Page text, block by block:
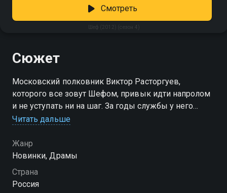
Шеф (2012) (сезон 4)
Смотреть
Сюжет
Московский полковник Виктор Расторгуев,
которого все зовут Шефом, привык идти напролом
и не уступать ни на шаг. За годы службы у него
накопилось немало недоброжелателей, мечтающих
заново, он сталкивается с тем, от чего бежать
бесполезно: беспредел вокруг требует
вмешательства. И Шефу снова приходится брать всё
под контроль. «Шеф (2012)» — смотрите онлайн в
Читать дальше
Жанр
Новинки, Драмы
Страна
Россия